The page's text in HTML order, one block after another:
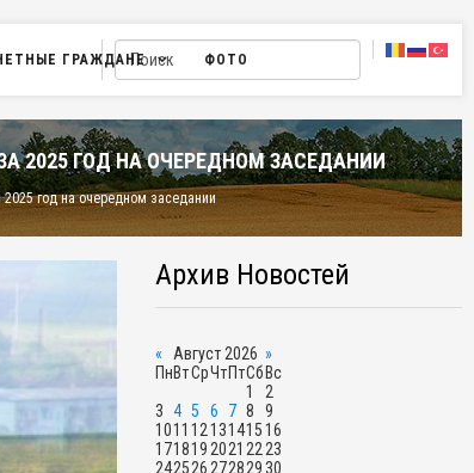
ГРАЖДАНЕ ФОТО
2025 ГОД НА ОЧЕРЕДНОМ ЗАСЕДАНИИ
год на очередном заседании
Архив Новостей
« Август 2026 »
ПнВтСрЧт ПтСб Вс
1
2
3 4 5 6 7 8
9
1011 1213141516
171819 2021 22 23
242526 27282930